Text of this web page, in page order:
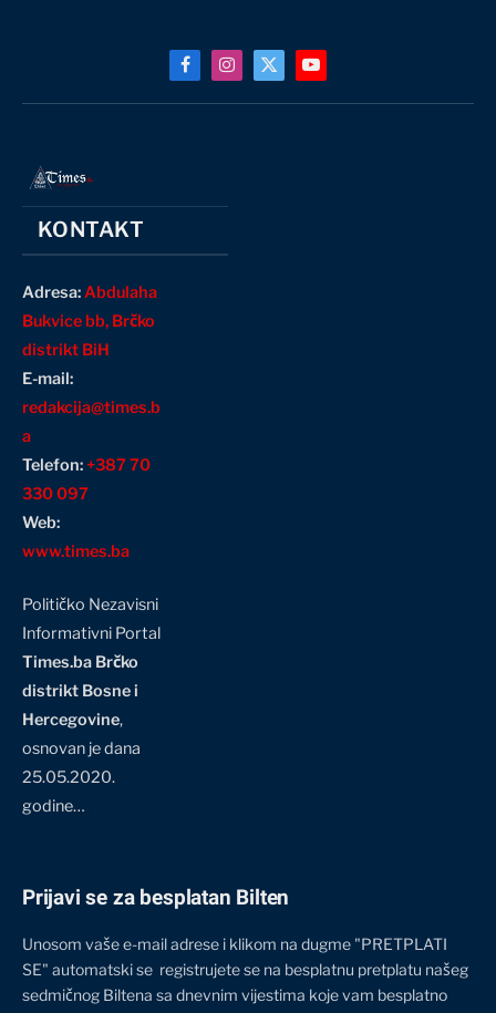
FacebookInstagram
X
YouTube
KONTAKT
Adresa:Abdulaha
Bukvice bb, Brčko
distrikt BiH
E-mail:
redakcija@times.b
a
Telefon:+387 70
330 097
Web:
www.times.ba
Političko Nezavisni
Informativni Portal
Times.ba Brčko
distrikt Bosne i
Hercegovine,
osnovan je dana
25.05.2020.
godine…
Prijavi se za besplatan Bilten
Unosom vaše e-mail adrese i klikom na dugme "PRETPLATI
SE" automatski se registrujete se na besplatnu pretplatu našeg
sedmičnog Biltena sa dnevnim vijestima koje vam besplatno